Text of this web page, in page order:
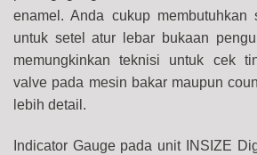
enamel. Anda cukup membutuhkan
untuk setel atur lebar bukaan
memungkinkan teknisi untuk cek
valve pada mesin bakar maupun
lebih detail.
Indicator Gauge pada unit INSIZE